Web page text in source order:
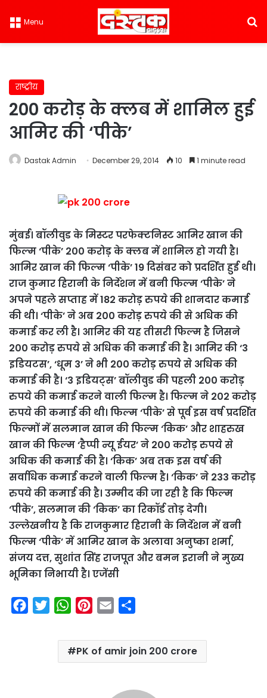
Menu
राष्ट्रीय
200 करोड़ के क्लब में शामिल हुई
आमिर की ‘पीके’
Dastak Admin December 29, 2014 10 1 minute read
मुंबई। बॉलीवुड के मिस्टर परफेक्टनिस्ट आमिर खान की
फिल्म ‘पीके’ 200 करोड़ के क्लब में शामिल हो गयी है।
आमिर खान की फिल्म ‘पीके’ 19 दिसंबर को प्रदर्शित हुई थी।
राज कुमार हिरानी के निर्देशन में बनी फिल्म ‘पीके’ ने
अपने पहले सप्ताह में 182 करोड़ रुपये की शानदार कमाई
की थी। ‘पीके’ ने अब 200 करोड़ रुपये की से अधिक की
कमाई कर ली है। आमिर की यह तीसरी फिल्म है जिसने
200 करोड़ रुपये से अधिक की कमाई की है। आमिर की ‘3
इडियटस’, ‘धूम 3’ ने भी 200 करोड़ रुपये से अधिक की
कमाई की है। ‘3 इडियट्स’ बॉलीवुड की पहली 200 करोड़
रुपये की कमाई करने वाली फिल्म है। फिल्म ने 202 करोड़
रुपये की कमाई की थी। फिल्म ‘पीके’ से पूर्व इस वर्ष प्रदर्शित
फिल्मों में सलमान खान की फिल्म ‘किक’ और शाहरुख
खान की फिल्म ‘हैप्पी न्यू ईयर’ ने 200 करोड़ रुपये से
अधिक की कमाई की है। ‘किक’ अब तक इस वर्ष की
सर्वाधिक कमाई करने वाली फिल्म है। ‘किक’ ने 233 करोड़
रुपये की कमाई की है। उम्मीद की जा रही है कि फिल्म
‘पीके’, सलमान की ‘किक’ का रिकॉर्ड तोड़ देगी।
उल्लेखनीय है कि राजकुमार हिरानी के निर्देशन में बनी
फिल्म ‘पीके’ में आमिर खान के अलावा अनुष्का शर्मा,
संजय दत्त, सुशांत सिंह राजपूत और बमन इरानी ने मुख्य
भूमिका निभायी है। एजेंसी
W
a
t
n
t
a
i
a
r
PK of amir join 200 crore